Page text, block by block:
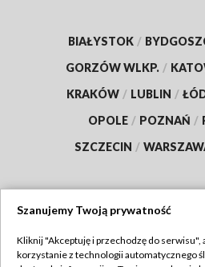
BIAŁYSTOK /
GORZÓW WLKP. /
KRAKÓW / LUBLIN /
OPOLE / POZNAŃ /
SZCZECIN /
TVP
Szanujemy Twoją prywatność
Kliknij "Akceptuję i przechodzę do serwisu",
korzystanie z technologii automatycznego